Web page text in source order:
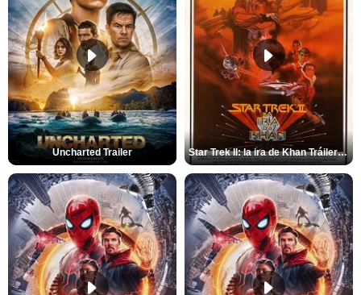
Uncharted Trailer Star Trek II: la ira de Khan Tráiler VO